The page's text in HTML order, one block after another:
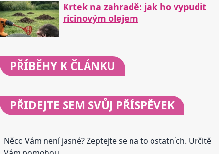
Krtek na zahradě: jak ho vypudit
ricinovým olejem
PŘÍBĚHY K ČLÁNKU
PŘIDEJTE SEM SVŮJ PŘÍSPĚVEK
Něco Vám není jasné? Zeptejte se na to ostatních. Určitě